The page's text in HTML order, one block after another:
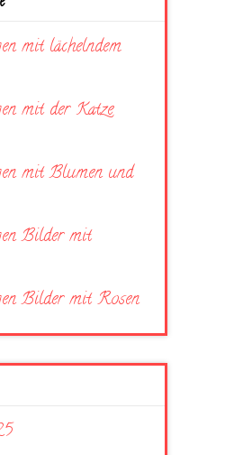
mit lächelndem
mit der Katze
mit Blumen und
Bilder mit
Bilder mit Rosen